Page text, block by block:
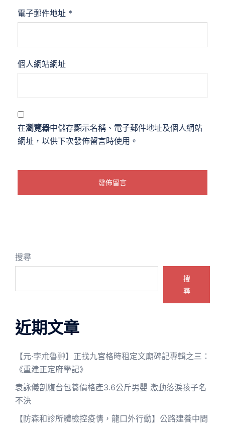
電子郵件地址 *
個人網站網址
在瀏覽器中儲存顯示名稱、電子郵件地址及個人網站
網址，以供下次發佈留言時使用。
搜尋
搜
尋
近期文章
【元·孛朮魯翀】正找九宮格時租定文廟碑記專輯之三：
《重建正定府學記》
袁詠儀剖腹台包養價格產3.6公斤男嬰 激動落淚孩子名
不決
【防森和診所體檢控疫情，龍口外行動】公路建養中間